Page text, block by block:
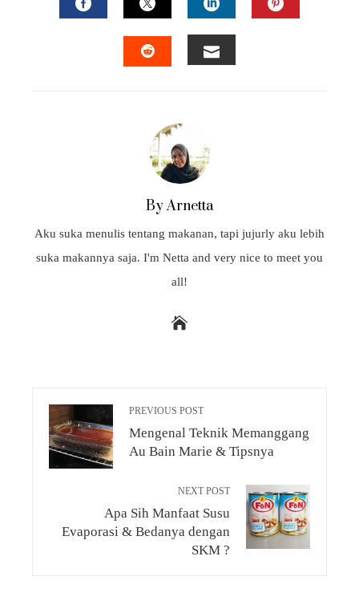
FACEBOOKTWITTERLINKEDIN
By Arnetta
Aku suka menulis tentang makanan, tapi jujurly aku lebih
suka makannya saja. I'm Netta and very nice to meet you
all!
PREVIOUS POST
Mengenal Teknik Memanggang
Au Bain Marie & Tipsnya
NEXT POST
Apa Sih Manfaat Susu
Evaporasi & Bedanya dengan
SKM ?